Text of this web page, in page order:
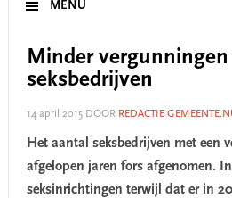
MENU
Minder
seksbedrijven
14 april 2015DOOR REDACTIE
Het aantal seksbedrijven met een
afgelopen jaren fors afgenomen.
seksinrichtingen terwijl dat er in